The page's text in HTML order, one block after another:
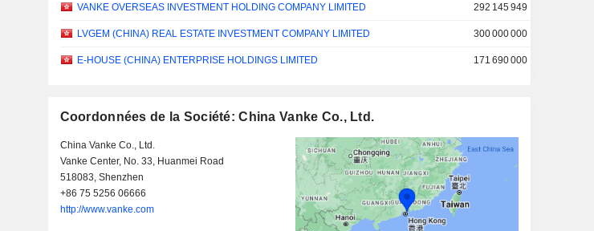
VANKE OVERSEAS INVESTMENT HOLDING COMPANY LIMITED 292 145 949
LVGEM (CHINA) REAL ESTATE INVESTMENT COMPANY LIMITED 300 000 000
E-HOUSE (CHINA) ENTERPRISE HOLDINGS LIMITED 171 690 000
Coordonnées de la Société: China Vanke Co., Ltd.
China Vanke Co., Ltd.
Vanke Center, No. 33, Huanmei Road
518083, Shenzhen
+86 75 5256 06666
http://www.vanke.com